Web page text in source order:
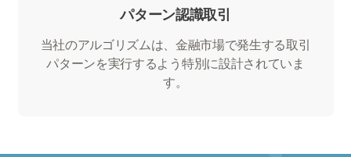
パターン認識取引
当社のアルゴリズムは、金融市場で発生する取引
パターンを実行するよう特別に設計されていま
す。